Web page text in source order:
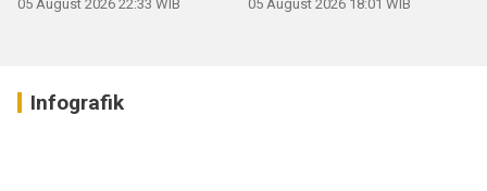
05 August 2026 22:33 WIB 05 August 2026 18:01 WIB
Infografik